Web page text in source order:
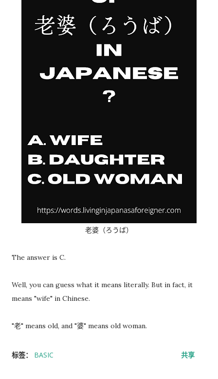
取新的入札仕様書，都必须携带資格証明書。 这也成为我以后必
须记住的一项固定流程。 整个过程其实没有想象中困难 在出发之
前，我最担心的是： 门口电话应该怎么说？ 敬语会不会说错？
经历之后才发现，这些担心其实没...
老婆（ろうば）
The answer is C.
Well, you can guess what it means literally. But in fact, it
means "wife" in Chinese.
"老" means old, and "婆" means old woman.
标签： BASIC 共享